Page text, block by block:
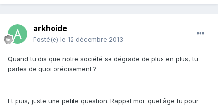
arkhoide
Posté(e) le 12 décembre 2013
Quand tu dis que notre société se dégrade de plus en plus, tu
parles de quoi précisement ?
Et puis, juste une petite question. Rappel moi, quel âge tu pour